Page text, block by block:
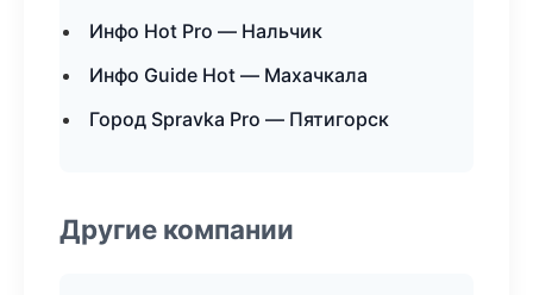
Инфо Hot Pro — Нальчик
Инфо Guide Hot — Махачкала
Город Spravka Pro — Пятигорск
Другие компании